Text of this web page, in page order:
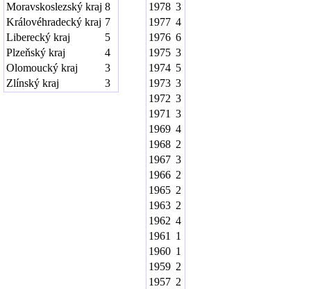
Moravskoslezský kraj 8
Královéhradecký kraj 7
Liberecký kraj
5
Plzeňský kraj
4
Olomoucký kraj
3
Zlínský kraj
3
1978 3
1977 4
1976 6
1975 3
1974 5
1973 3
1972 3
1971 3
1969 4
1968 2
1967 3
1966 2
1965 2
1963 2
1962 4
1961
1
1960 1
1959 2
1957 2